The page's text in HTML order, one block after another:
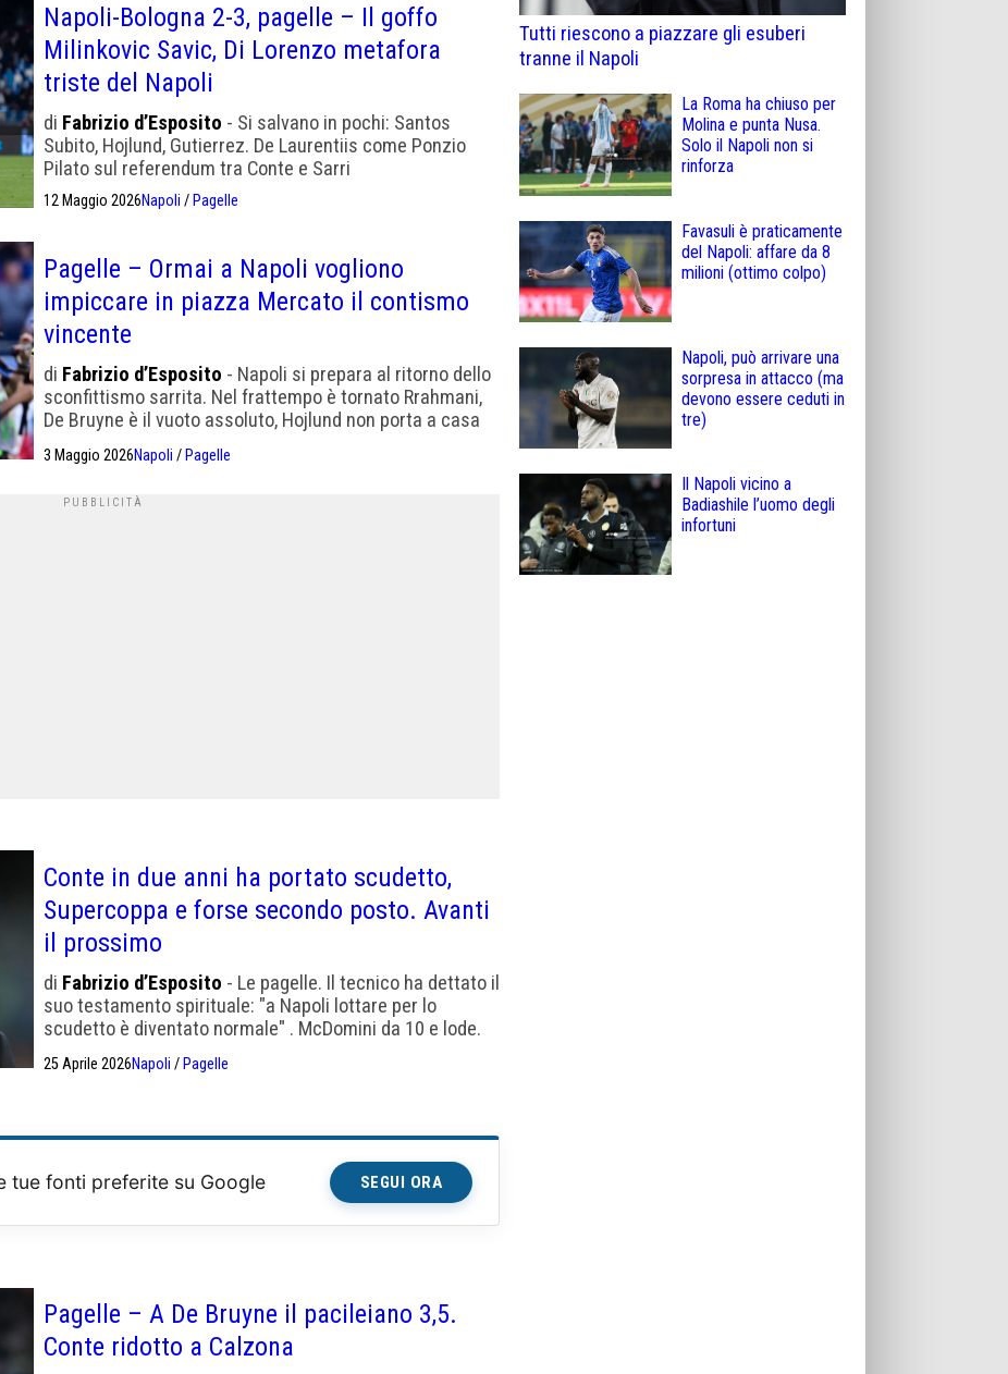
Napoli-Bologna 2-3, pagelle – Il goffo
Milinkovic Savic, Di Lorenzo metafora
triste del Napoli
di Fabrizio d’Esposito - Si salvano in pochi: Santos
Subito, Hojlund, Gutierrez. De Laurentiis come Ponzio
Pilato sul referendum tra Conte e Sarri
12 Maggio 2026Napoli / Pagelle
Pagelle – Ormai a Napoli vogliono
impiccare in piazza Mercato il contismo
vincente
di Fabrizio d’Esposito - Napoli si prepara al ritorno dello
sconfittismo sarrita. Nel frattempo è tornato Rrahmani,
De Bruyne è il vuoto assoluto, Hojlund non porta a casa
3 Maggio 2026Napoli / Pagelle
Conte in due anni ha portato scudetto,
Supercoppa e forse secondo posto. Avanti
il prossimo
di Fabrizio d’Esposito - Le pagelle. Il tecnico ha dettato il
suo testamento spirituale: "a Napoli lottare per lo
scudetto è diventato normale" . McDomini da 10 e lode.
25 Aprile 2026Napoli / Pagelle
tue fonti preferite su Google SEGUI ORA
Pagelle – A De Bruyne il pacileiano 3,5.
Conte ridotto a Calzona
Tutti riescono a piazzare gli esuberi
tranne il Napoli
La Roma ha chiuso per
Molina e punta Nusa.
Solo il Napoli non si
rinforza
Favasuli è praticamente
del Napoli: affare da 8
milioni (ottimo colpo)
Napoli, può arrivare una
sorpresa in attacco (ma
devono essere ceduti in
tre)
Il Napoli vicino a
Badiashile l’uomo degli
infortuni